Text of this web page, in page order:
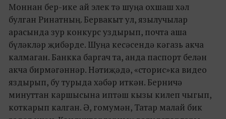
Моннан бер-ике ай элек тә шуңа охшаш хәл
булган Ринатның. Бервакыт ул, язылучылар
арасында зур конкурс уздырып, почта аша
бүләкләр җибәрде. Шуңа кесәсендә кәгазь акча
калмаган. Банкка баргач та, анда паспорт белән
акча бирмәгәннәр. Нәтиҗәдә, «сторис»ка видео
яздырып, бу турыда хәбәр иткән. Берничә
минуттан каршысына иптәш кызы килеп чыгып,
коткарып калган. Ә, гомумән, Татар малай бик